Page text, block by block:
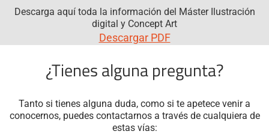
Descarga aquí toda la información del Máster Ilustración
digital y Concept Art
Descargar PDF
¿Tienes alguna pregunta?
Tanto si tienes alguna duda, como si te apetece venir a
conocernos, puedes contactarnos a través de cualquiera de
estas vías: